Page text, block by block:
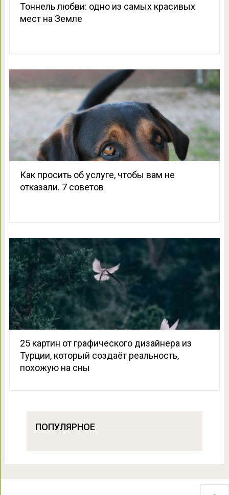
Тоннель любви: одно из самых красивых
мест на Земле
Как просить об услуге, чтобы вам не
отказали. 7 советов
25 картин от графического дизайнера из
Турции, который создаёт реальность,
похожую на сны
ПОПУЛЯРНОЕ